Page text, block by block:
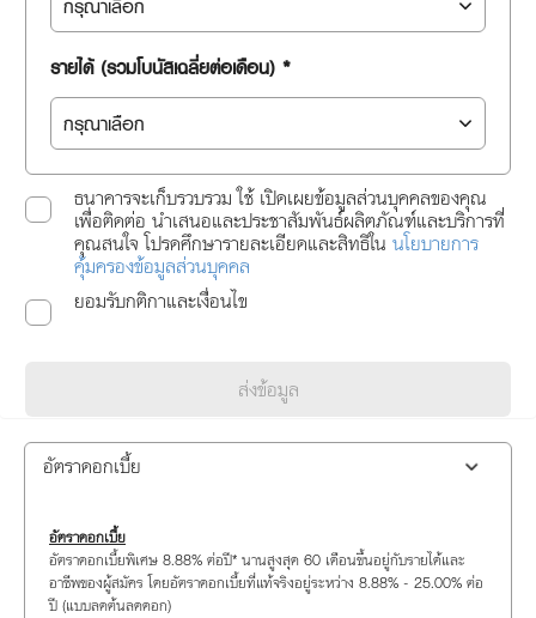
รายได้ (รวมโบนัสเฉลี่ยต่อเดือน) *
ธนาคารจะเก็บรวบรวม ใช้ เปิดเผยข้อมูลส่วนบุคคลของคุณ
เพื่อติดต่อ นำเสนอและประชาสัมพันธ์ผลิตภัณฑ์และบริการที่
คุณสนใจ โปรดศึกษารายละเอียดและสิทธิใน นโยบายการ
คุ้มครองข้อมูลส่วนบุคคล
ยอมรับกติกาและเงื่อนไข
ส่งข้อมูล
อัตราดอกเบี้ย
อัตราดอกเบี้ย
อัตราดอกเบี้ยพิเศษ 8.88% ต่อปี* นานสูงสุด 60 เดือนขึ้นอยู่กับรายได้และ
อาชีพของผู้สมัคร โดยอัตราดอกเบี้ยที่แท้จริงอยู่ระหว่าง 8.88% - 25.00% ต่อ
ปี (แบบลดต้นลดดอก)